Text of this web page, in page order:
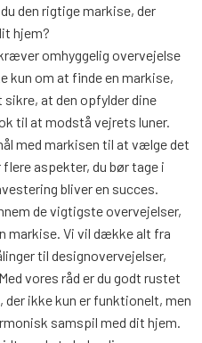
den rigtige markise, der
hjem?
omhyggelig overvejelse
kun om at finde en markise,
sikre, at den opfylder dine
til at modstå vejrets luner.
med markisen til at vælge det
aspekter, du bør tage i
bliver en succes.
de vigtigste overvejelser,
markise. Vi vil dække alt fra
til designovervejelser,
vores råd er du godt rustet
ikke kun er funktionelt, men
samspil med dit hjem.